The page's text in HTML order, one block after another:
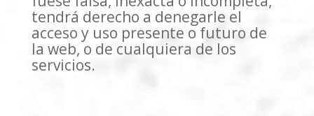
tendrá derecho a denegarle el
acceso y uso presente o futuro de
la web, o de cualquiera de los
servicios.